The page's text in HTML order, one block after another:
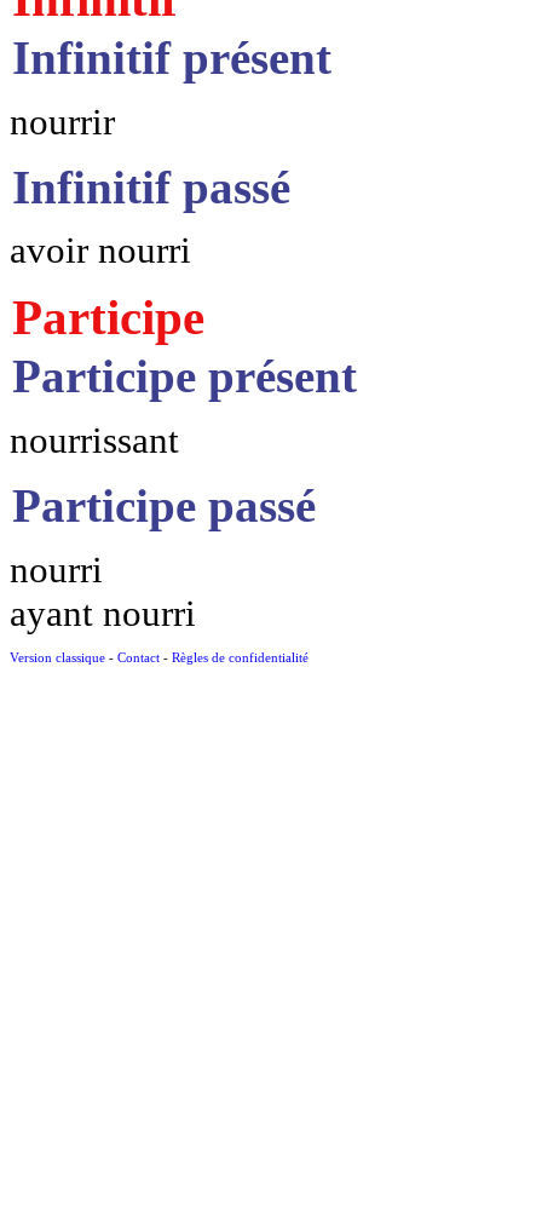
Infinitif présent
nourrir
Infinitif passé
avoir nourri
Participe
Participe présent
nourrissant
Participe passé
nourri
ayant nourri
Version classique - Contact - Règles de confidentialité